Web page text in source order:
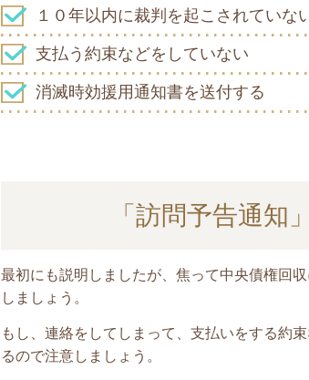
１０年以内に裁判を起こされていな
支払う約束などをしていない
消滅時効援用通知書を送付する
「訪問予告通
最初にも説明しましたが、焦って中央債権回
しましょう。
もし、連絡をしてしまって、支払いをする約
るので注意しましょう。